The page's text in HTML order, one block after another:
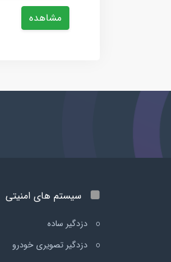
مشاهده
سیستم های امنیتی
دزدگیر ساده
دزدگیر تصویری خودرو